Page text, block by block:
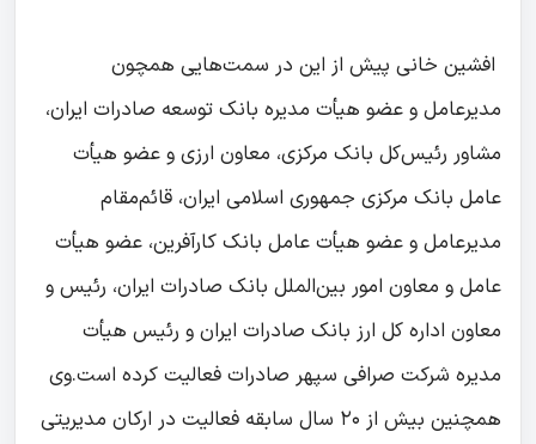
افشین خانی پیش از این در سمت‌هایی همچون
مدیرعامل و عضو هیأت مدیره بانک توسعه صادرات ایران،
مشاور رئیس‌کل بانک مرکزی، معاون ارزی و عضو هیأت
عامل بانک مرکزی جمهوری اسلامی ایران، قائم‌مقام
مدیرعامل و عضو هیأت عامل بانک کارآفرین، عضو هیأت
عامل و معاون امور بین‌الملل بانک صادرات ایران، رئیس و
معاون اداره کل ارز بانک صادرات ایران و رئیس هیأت
مدیره شرکت صرافی سپهر صادرات فعالیت کرده است.وی
همچنین بیش از ۲۰ سال سابقه فعالیت در ارکان مدیریتی